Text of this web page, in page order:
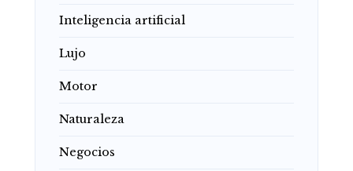
Inteligencia artificial
Lujo
Motor
Naturaleza
Negocios